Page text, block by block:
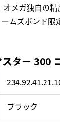
オメガ独自の
ムズボンド限
スター 300
ブラック